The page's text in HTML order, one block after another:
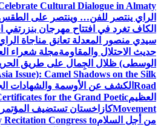
Cultural Dialogue in Almaty
الراي ينتصر للفن… وينتصر على
الكاف تغرد في افتتاح مهرجان بنزرتفي
سيدي منصور المعدلة تعانق مناجاة
حديث الاحتلال والمقاومةمجلة شعراء
الوسطى) ظلال الجِمال على طريق
Issue): Camel Shadows on the Silk
Road الكشف عن الأوسمة والشهادات
العظيمfor the Grand Poetic
Movementكازاخستان تستضيف
من أجل السلامRecitation Congress to